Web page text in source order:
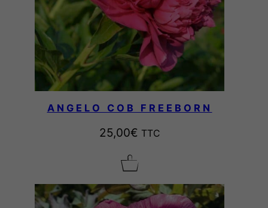
ANGELO COB FREEBORN
25,00€ TTC